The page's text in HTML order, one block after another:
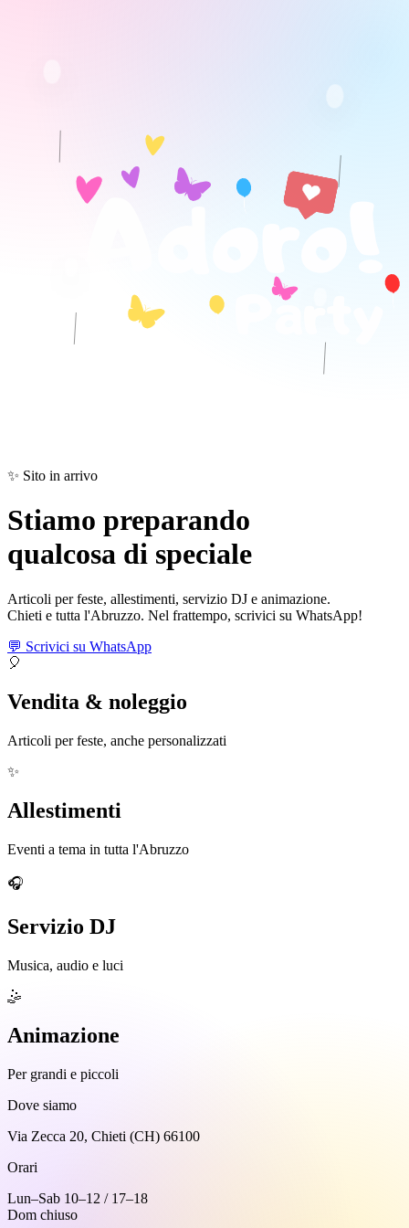
✨ Sito in arrivo
Stiamo preparando
qualcosa di speciale
Articoli per feste, allestimenti, servizio DJ e animazione.
Chieti e tutta l'Abruzzo. Nel frattempo, scrivici su WhatsApp!
💬 Scrivici su WhatsApp
🎈
Vendita & noleggio
Articoli per feste, anche personalizzati
✨
Allestimenti
Eventi a tema in tutta l'Abruzzo
🎧
Servizio DJ
Musica, audio e luci
🤹
Animazione
Per grandi e piccoli
Dove siamo
Via Zecca 20, Chieti (CH) 66100
Orari
Lun–Sab 10–12 / 17–18
Dom chiuso